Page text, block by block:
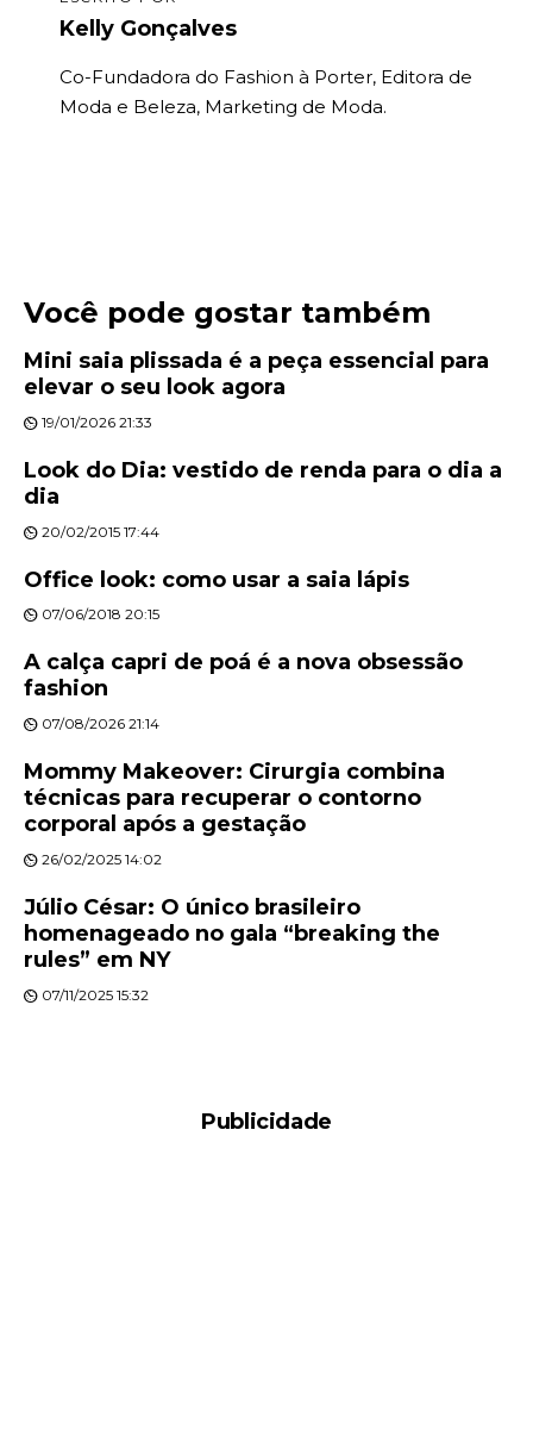
Kelly Gonçalves
Co-Fundadora do Fashion à Porter, Editora de
Moda e Beleza, Marketing de Moda.
Você pode gostar também
Mini saia plissada é a peça essencial para
elevar o seu look agora
19/01/2026 21:33
Look do Dia: vestido de renda para o dia a
dia
20/02/2015 17:44
Office look: como usar a saia lápis
07/06/2018 20:15
A calça capri de poá é a nova obsessão
fashion
07/08/2026 21:14
Mommy Makeover: Cirurgia combina
técnicas para recuperar o contorno
corporal após a gestação
26/02/2025 14:02
Júlio César: O único brasileiro
homenageado no gala “breaking the
rules” em NY
07/11/2025 15:32
Publicidade